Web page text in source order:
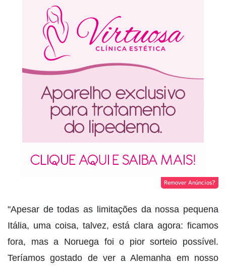
Remover Anúncios?
"Apesar de todas as limitações da nossa pequena
Itália, uma coisa, talvez, está clara agora: ficamos
fora, mas a Noruega foi o pior sorteio possível.
Teríamos gostado de ver a Alemanha em nosso